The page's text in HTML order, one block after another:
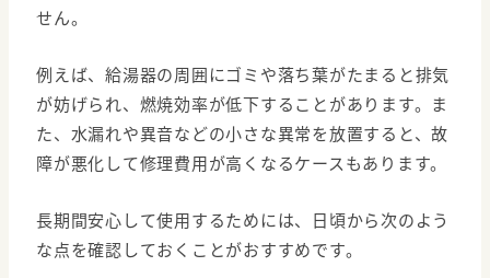
せん。
例えば、給湯器の周囲にゴミや落ち葉がたまると排気
が妨げられ、燃焼効率が低下することがあります。ま
た、水漏れや異音などの小さな異常を放置すると、故
障が悪化して修理費用が高くなるケースもあります。
長期間安心して使用するためには、日頃から次のよう
な点を確認しておくことがおすすめです。